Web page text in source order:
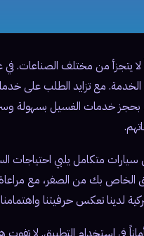
لا يتجزأ من مختلف الصناعات.
مع تزايد الطلب على
بحجز خدمات الغسيل بسهولة
متكامل يلبي احتياجات
الخاص بك من الصفر، مع
لدينا تعكس حرفيتنا